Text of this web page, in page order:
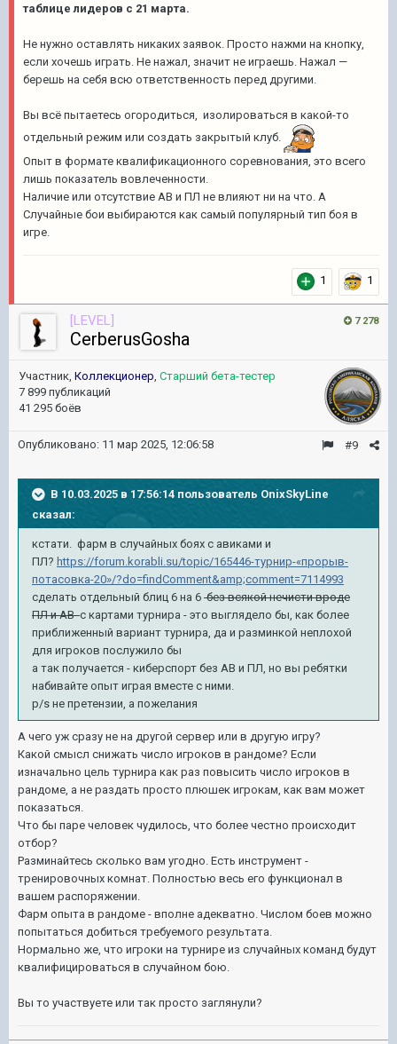
таблице лидеров с 21 марта.
Не нужно оставлять никаких заявок. Просто нажми на кнопку,
если хочешь играть. Не нажал, значит не играешь. Нажал —
берешь на себя всю ответственность перед другими.
Вы всё пытаетесь огородиться, изолироваться в какой-то
отдельный режим или создать закрытый клуб.
Опыт в формате квалификационного соревнования, это всего
лишь показатель вовлеченности.
Наличие или отсутствие АВ и ПЛ не влияют ни на что. А
Случайные бои выбираются как самый популярный тип боя в
игре.
1 1
7 278
[LEVEL]
CerberusGosha
Участник, Коллекционер, Старший бета-тестер
7 899 публикаций
41 295 боёв
#9
Опубликовано: 11 мар 2025, 12:06:58
В 10.03.2025 в 17:56:14 пользователь OnixSkyLine
сказал:
кстати. фарм в случайных боях с авиками и
ПЛ? https://forum.korabli.su/topic/165446-турнир-«прорыв-
потасовка-20»/?do=findComment&amp;comment=7114993
сделать отдельный блиц 6 на 6 без всякой нечисти вроде
ПЛ и АВс картами турнира - это выглядело бы, как более
приближенный вариант турнира, да и разминкой неплохой
для игроков послужило бы
а так получается - киберспорт без АВ и ПЛ, но вы ребятки
набивайте опыт играя вместе с ними.
p/s не претензии, а пожелания
А чего уж сразу не на другой сервер или в другую игру?
Какой смысл снижать число игроков в рандоме? Если
изначально цель турнира как раз повысить число игроков в
рандоме, а не раздать просто плюшек игрокам, как вам может
показаться.
Что бы паре человек чудилось, что более честно происходит
отбор?
Разминайтесь сколько вам угодно. Есть инструмент -
тренировочных комнат. Полностью весь его функционал в
вашем распоряжении.
Фарм опыта в рандоме - вполне адекватно. Числом боев можно
попытаться добиться требуемого результата.
Нормально же, что игроки на турнире из случайных команд будут
квалифицироваться в случайном бою.
Вы то участвуете или так просто заглянули?